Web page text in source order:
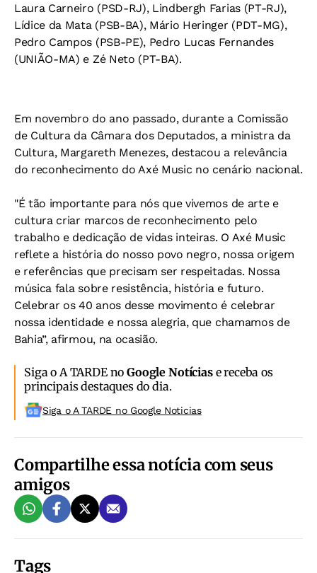
Laura Carneiro (PSD-RJ), Lindbergh Farias (PT-RJ),
Lídice da Mata (PSB-BA), Mário Heringer (PDT-MG),
Pedro Campos (PSB-PE), Pedro Lucas Fernandes
(UNIÃO-MA) e Zé Neto (PT-BA).
Em novembro do ano passado, durante a Comissão
de Cultura da Câmara dos Deputados, a ministra da
Cultura, Margareth Menezes, destacou a relevância
do reconhecimento do Axé Music no cenário nacional.
"É tão importante para nós que vivemos de arte e
cultura criar marcos de reconhecimento pelo
trabalho e dedicação de vidas inteiras. O Axé Music
reflete a história do nosso povo negro, nossa origem
e referências que precisam ser respeitadas. Nossa
música fala sobre resistência, história e futuro.
Celebrar os 40 anos desse movimento é celebrar
nossa identidade e nossa alegria, que chamamos de
Bahia”, afirmou, na ocasião.
Siga o A TARDE noGoogle Notíciase receba os
principais destaques do dia.
Siga o A TARDE no Google Noticias
Compartilhe essa notícia com seus
amigos
Tags